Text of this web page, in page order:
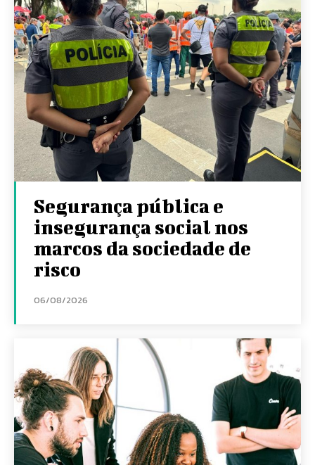
Segurança pública e
insegurança social nos
marcos da sociedade de
risco
06/08/2026